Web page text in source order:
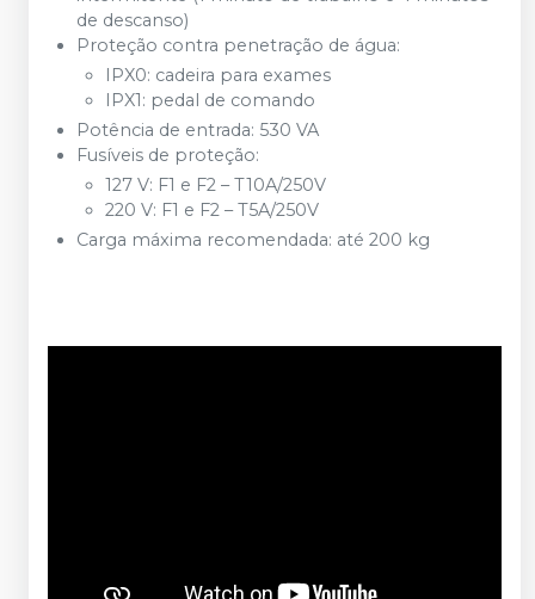
de descanso)
Proteção contra penetração de água:
IPX0: cadeira para exames
IPX1: pedal de comando
Potência de entrada: 530 VA
Fusíveis de proteção:
127 V: F1 e F2 – T10A/250V
220 V: F1 e F2 – T5A/250V
Carga máxima recomendada: até 200 kg